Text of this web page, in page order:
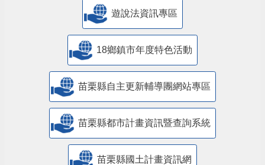
遊說法資訊專區
18鄉鎮市年度特色活動
苗栗縣自主更新輔導團網站專區
苗栗縣都市計畫資訊暨查詢系統
苗栗縣國土計畫資訊網